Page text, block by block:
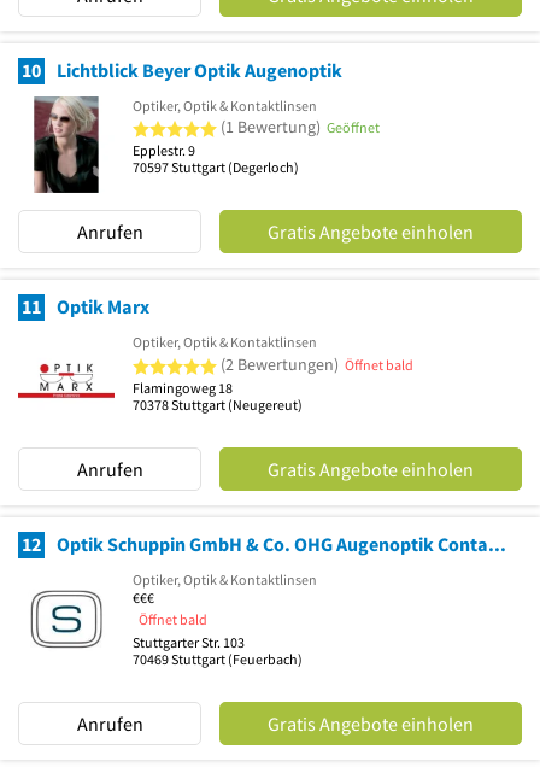
10 Lichtblick Beyer Optik Augenoptik
Optiker, Optik & Kontaktlinsen
5 von 5 Sternen
(1 Bewertung) Geöffnet
Epplestr. 9
70597Stuttgart (Degerloch)
Anrufen Gratis Angebote einholen
11 Optik Marx
Optiker, Optik & Kontaktlinsen
5 von 5 Sternen
(2 Bewertungen) Öffnet bald
Flamingoweg 18
70378Stuttgart (Neugereut)
Anrufen Gratis Angebote einholen
12 Optik Schuppin GmbH & Co. OHG Augenoptik Contactlinsen
Optiker, Optik & Kontaktlinsen
€€€
Öffnet bald
Stuttgarter Str. 103
70469Stuttgart (Feuerbach)
Anrufen Gratis Angebote einholen